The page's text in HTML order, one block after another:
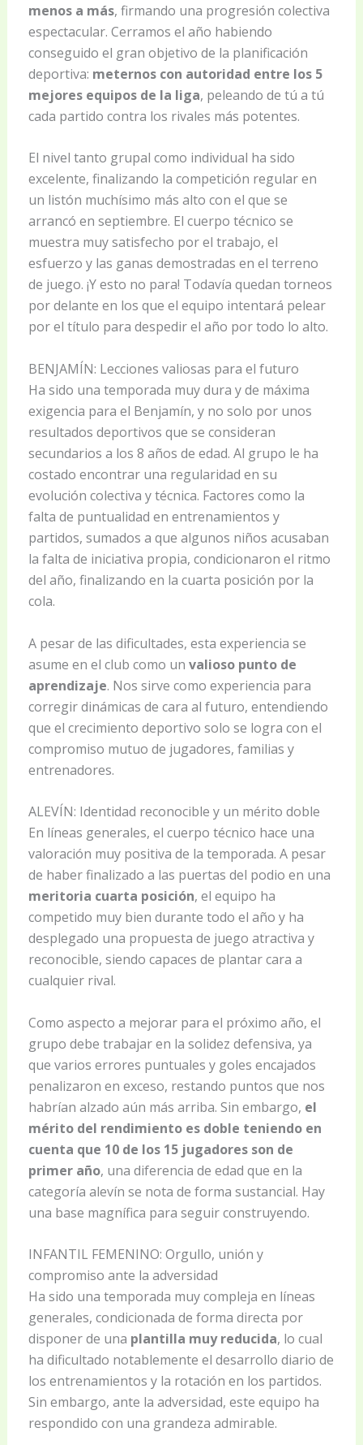
menos a más, firmando una progresión colectiva
espectacular. Cerramos el año habiendo
conseguido el gran objetivo de la planificación
deportiva: meternos con autoridad entre los 5
mejores equipos de la liga, peleando de tú a tú
cada partido contra los rivales más potentes.
El nivel tanto grupal como individual ha sido
excelente, finalizando la competición regular en
un listón muchísimo más alto con el que se
arrancó en septiembre. El cuerpo técnico se
muestra muy satisfecho por el trabajo, el
esfuerzo y las ganas demostradas en el terreno
de juego. ¡Y esto no para! Todavía quedan torneos
por delante en los que el equipo intentará pelear
por el título para despedir el año por todo lo alto.
BENJAMÍN: Lecciones valiosas para el futuro
Ha sido una temporada muy dura y de máxima
exigencia para el Benjamín, y no solo por unos
resultados deportivos que se consideran
secundarios a los 8 años de edad. Al grupo le ha
costado encontrar una regularidad en su
evolución colectiva y técnica. Factores como la
falta de puntualidad en entrenamientos y
partidos, sumados a que algunos niños acusaban
la falta de iniciativa propia, condicionaron el ritmo
del año, finalizando en la cuarta posición por la
cola.
A pesar de las dificultades, esta experiencia se
asume en el club como un valioso punto de
aprendizaje. Nos sirve como experiencia para
corregir dinámicas de cara al futuro, entendiendo
que el crecimiento deportivo solo se logra con el
compromiso mutuo de jugadores, familias y
entrenadores.
ALEVÍN: Identidad reconocible y un mérito doble
En líneas generales, el cuerpo técnico hace una
valoración muy positiva de la temporada. A pesar
de haber finalizado a las puertas del podio en una
meritoria cuarta posición, el equipo ha
competido muy bien durante todo el año y ha
desplegado una propuesta de juego atractiva y
reconocible, siendo capaces de plantar cara a
cualquier rival.
Como aspecto a mejorar para el próximo año, el
grupo debe trabajar en la solidez defensiva, ya
que varios errores puntuales y goles encajados
penalizaron en exceso, restando puntos que nos
habrían alzado aún más arriba. Sin embargo, el
mérito del rendimiento es doble teniendo en
cuenta que 10 de los 15 jugadores son de
primer año, una diferencia de edad que en la
categoría alevín se nota de forma sustancial. Hay
una base magnífica para seguir construyendo.
INFANTIL FEMENINO: Orgullo, unión y
compromiso ante la adversidad
Ha sido una temporada muy compleja en líneas
generales, condicionada de forma directa por
disponer de una plantilla muy reducida, lo cual
ha dificultado notablemente el desarrollo diario de
los entrenamientos y la rotación en los partidos.
Sin embargo, ante la adversidad, este equipo ha
respondido con una grandeza admirable.